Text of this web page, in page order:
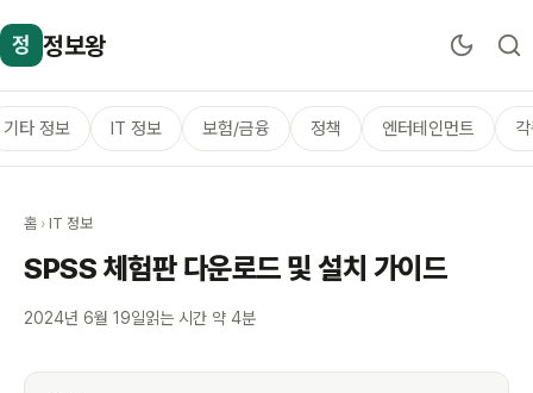
정 정보왕
기타 정보 IT 정보 보험/금융 정책 엔터테인먼트
홈 › IT 정보
SPSS 체험판 다운로드 및 설치 가이드
2024년 6월 19일읽는 시간 약 4분